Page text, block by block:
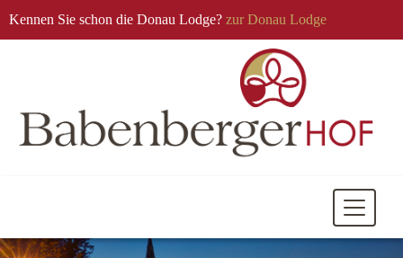
Kennen Sie schon die Donau Lodge? zur Donau Lodge
Mobile